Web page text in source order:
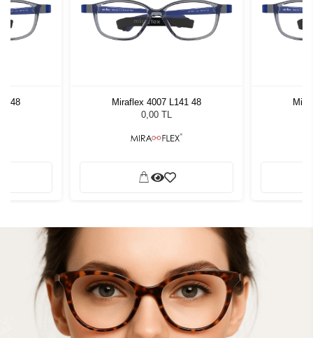
48
Miraflex 4007 L141 48
0,00 TL